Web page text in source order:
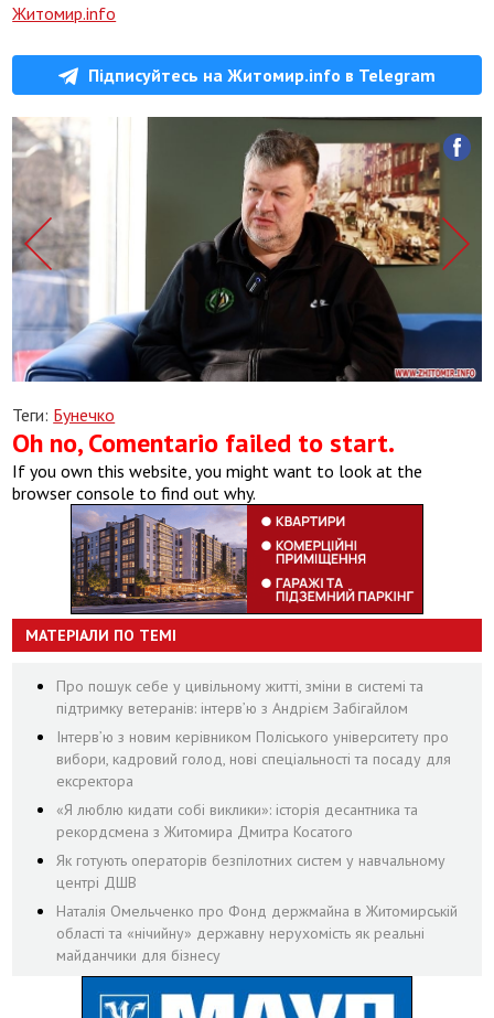
Житомир.info
Підписуйтесь на Житомир.info в Telegram
Теги: Бунечко
Oh no, Comentario failed to start.
If you own this website, you might want to look at the
browser console to find out why.
МАТЕРІАЛИ ПО ТЕМІ
Про пошук себе у цивільному житті, зміни в системі та
підтримку ветеранів: інтерв’ю з Андрієм Забігайлом
Інтерв’ю з новим керівником Поліського університету про
вибори, кадровий голод, нові спеціальності та посаду для
ексректора
«Я люблю кидати собі виклики»: історія десантника та
рекордсмена з Житомира Дмитра Косатого
Як готують операторів безпілотних систем у навчальному
центрі ДШВ
Наталія Омельченко про Фонд держмайна в Житомирській
області та «нічийну» державну нерухомість як реальні
майданчики для бізнесу